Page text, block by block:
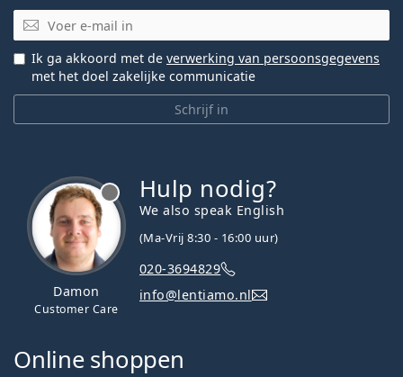
E-mail
Schrijf in
Ik ga akkoord met de verwerking van persoonsgegevens
met het doel zakelijke communicatie
Damon
Customer Care
Hulp nodig?
We also speak English
(Ma-Vrij 8:30 - 16:00 uur)
020-3694829
info@lentiamo.nl
Online shoppen